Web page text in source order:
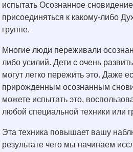
испытать Осознанное
присоединяться к какому-либо
группе.
Многие люди переживали
либо усилий. Дети с очень
могут легко пережить это. Даже
прирожденным осознанным
можете испытать это,
любой специальной техники или
Эта техника повышает вашу
результате чего мы начинаем